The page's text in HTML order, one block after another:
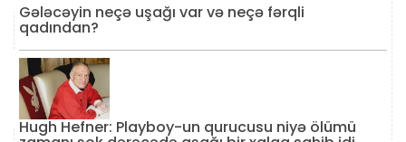
Gələcəyin neçə uşağı var və neçə fərqli
qadından?
Hugh Hefner: Playboy-un qurucusu niyə ölümü